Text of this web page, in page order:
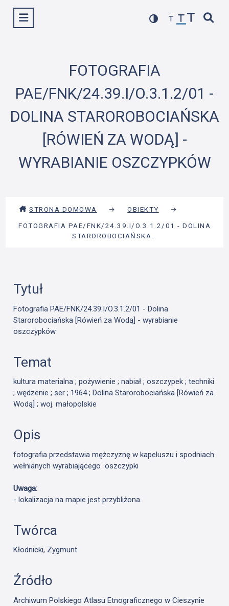
Wyświetl menu
FOTOGRAFIA
PAE/FNK/24.39.I/O.3.1.2/01 -
DOLINA STAROROBOCIAŃSKA
[RÓWIEŃ ZA WODĄ] -
WYRABIANIE OSZCZYPKÓW
STRONA DOMOWA → OBIEKTY
→
FOTOGRAFIA PAE/FNK/24.39.I/O.3.1.2/01 - DOLINA
STAROROBOCIAŃSKA…
Tytuł
Fotografia PAE/FNK/24.39.I/O.3.1.2/01 - Dolina
Starorobociańska [Rówień za Wodą] - wyrabianie
oszczypków
Temat
kultura materialna ; pożywienie ; nabiał ; oszczypek ; techniki
; wędzenie ; ser ; 1964 ; Dolina Starorobociańska [Rówień za
Wodą] ; woj. małopolskie
Opis
fotografia przedstawia mężczyznę w kapeluszu i spodniach
wełnianych wyrabiającego oszczypki
Uwaga:
- lokalizacja na mapie jest przybliżona.
Twórca
Kłodnicki, Zygmunt
Źródło
Archiwum Polskiego Atlasu Etnograficznego w Cieszynie